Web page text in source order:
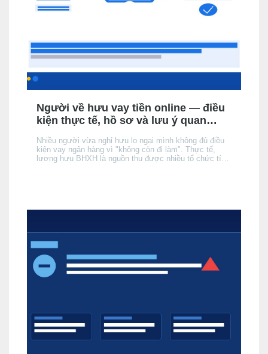
Người về hưu vay tiền online — điều
kiện thực tế, hồ sơ và lưu ý quan
Nhiều người vừa nghỉ hưu lo ngại mình không đủ điều
kiện vay ngân hàng vì "không còn đi làm". Thực tế,
lương hưu BHXH là nguồn thu được nhiều tổ chức tín